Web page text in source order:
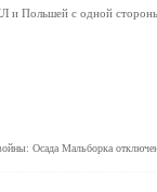
и Польшей с одной
Осада Мальборка